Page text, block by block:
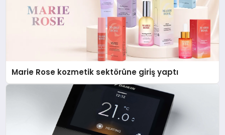
Marie Rose kozmetik sektörüne giriş yaptı